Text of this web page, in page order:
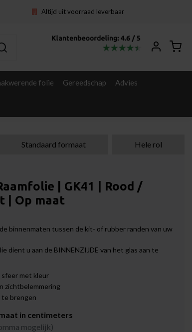
Altijd uit voorraad leverbaar
folie Gereedschap Advies
Standaard formaat Hele rol
| GK41 | Rood /
| Op maat
binnenmaten tussen de kit- of rubber randen van uw
dient u aan de BINNENZIJDE van het glas aan te
sfeer met kleur
zichtbelemmering
te brengen
in centimeters
mogelijk)